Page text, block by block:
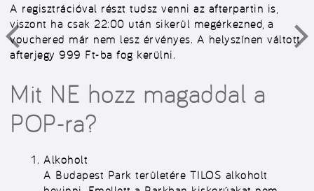
A regisztrációval részt tudsz venni az afterpartin is,
viszont ha csak 22:00 után sikerül megérkezned, a
vouchered már nem lesz érvényes. A helyszínen váltott
afterjegy 999 Ft-ba fog kerülni.
Mit NE hozz magaddal a
POP-ra?
Alkoholt
A Budapest Park területére TILOS alkoholt